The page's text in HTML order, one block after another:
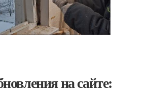
на сайте: